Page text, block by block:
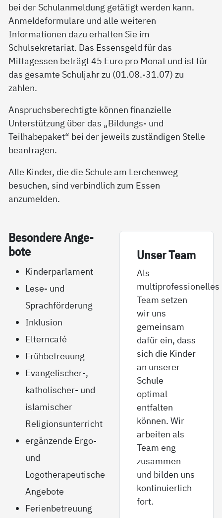
bei der Schulanmeldung getätigt werden kann.
Anmeldeformulare und alle weiteren
Informationen dazu erhalten Sie im
Schulsekretariat. Das Essensgeld für das
Mittagessen beträgt 45 Euro pro Monat und ist für
das gesamte Schuljahr zu (01.08.-31.07) zu
zahlen.
Anspruchsberechtigte können finanzielle
Unterstützung über das „Bildungs- und
Teilhabepaket“ bei der jeweils zuständigen Stelle
beantragen.
Alle Kinder, die die Schule am Lerchenweg
besuchen, sind verbindlich zum Essen
anzumelden.
Be­son­de­re An­ge­
bo­te
Kinderparlament
Lese- und
Sprachförderung
Inklusion
Elterncafé
Frühbetreuung
Evangelischer-,
katholischer- und
islamischer
Religionsunterricht
ergänzende Ergo-
und
Logotherapeutische
Angebote
Ferienbetreuung
Un­­ser Team
Als
multiprofessionelles
Team setzen
wir uns
gemeinsam
dafür ein, dass
sich die Kinder
an unserer
Schule
optimal
entfalten
können. Wir
arbeiten als
Team eng
zusammen
und bilden uns
kontinuierlich
fort.